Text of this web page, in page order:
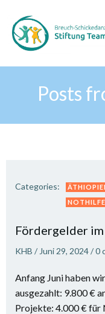
Posts
Categories:
NOTHILFE
Fördergelder im
KHB / Juni 29, 2024/0
Anfang Juni haben
ausgezahlt: 9.800 €
Projekte: 4.000 € für